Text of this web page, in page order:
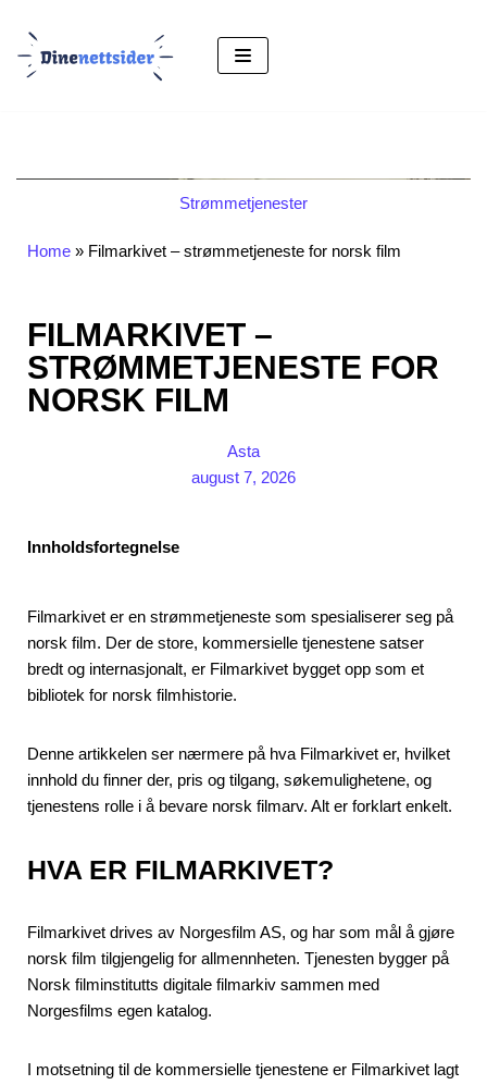
Hopp
til
Strømmetjenester
Home » Filmarkivet – strømmetjeneste for norsk film
FILMARKIVET –
STRØMMETJENESTE FOR
NORSK FILM
Asta
august 7, 2026
Innholdsfortegnelse
Filmarkivet er en strømmetjeneste som spesialiserer seg på
norsk film. Der de store, kommersielle tjenestene satser
bredt og internasjonalt, er Filmarkivet bygget opp som et
bibliotek for norsk filmhistorie.
Denne artikkelen ser nærmere på hva Filmarkivet er, hvilket
innhold du finner der, pris og tilgang, søkemulighetene, og
tjenestens rolle i å bevare norsk filmarv. Alt er forklart enkelt.
HVA ER FILMARKIVET?
Filmarkivet drives av Norgesfilm AS, og har som mål å gjøre
norsk film tilgjengelig for allmennheten. Tjenesten bygger på
Norsk filminstitutts digitale filmarkiv sammen med
Norgesfilms egen katalog.
I motsetning til de kommersielle tjenestene er Filmarkivet lagt